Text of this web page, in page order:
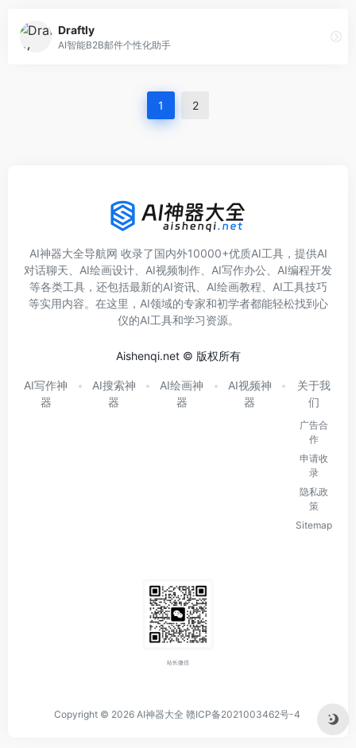
Draftly
AI智能B2B邮件个性化助手
1 2
AI神器大全导航网 收录了国内外10000+优质AI工具，提供AI
对话聊天、AI绘画设计、AI视频制作、AI写作办公、AI编程开发
等各类工具，还包括最新的AI资讯、AI绘画教程、AI工具技巧
等实用内容。在这里，AI领域的专家和初学者都能轻松找到心
仪的AI工具和学习资源。
Aishenqi.net © 版权所有
AI写作神
器
AI搜索神
器
AI绘画神
器
AI视频神
器
关于我
们
广告合
作
申请收
录
隐私政
策
Sitemap
站长微信
Copyright © 2026 AI神器大全 赣ICP备2021003462号-4